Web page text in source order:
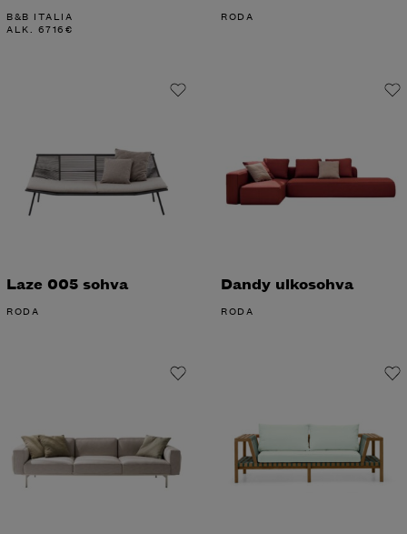
B&B ITALIA
ALK. 6716€
RODA
Laze 005 sohva
RODA
Dandy ulkosohva
RODA